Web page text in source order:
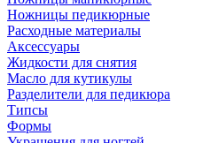
Ножницы педикюрные
Расходные материалы
Аксессуары
Жидкости для снятия
Масло для кутикулы
Разделители для педикюра
Типсы
Формы